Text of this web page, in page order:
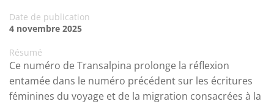
Date de publication
4 novembre 2025
Résumé
Ce numéro de Transalpina prolonge la réflexion
entamée dans le numéro précédent sur les écritures
féminines du voyage et de la migration consacrées à la